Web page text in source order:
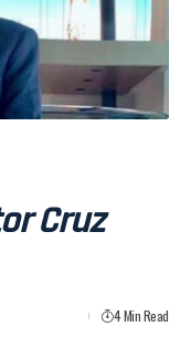
Cruz
4 Min Read